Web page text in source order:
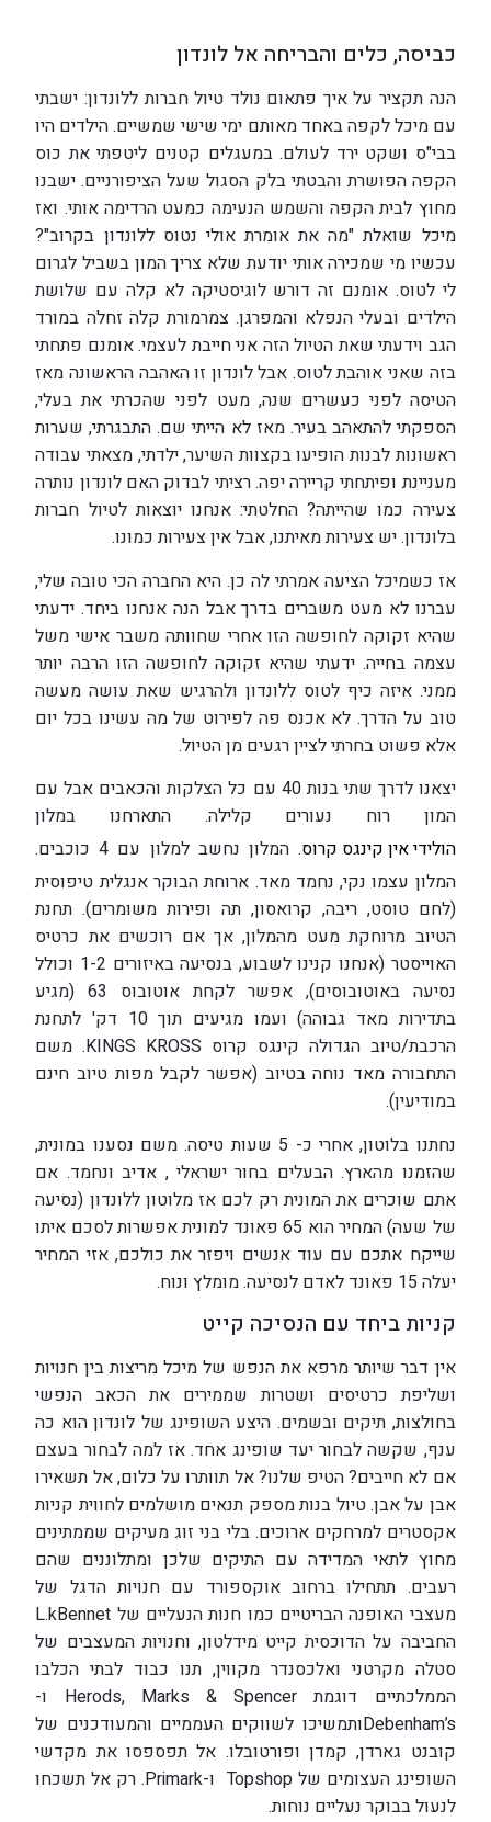
כביסה, כלים והבריחה אל לונדון
הנה תקציר על איך פתאום נולד טיול חברות ללונדון: ישבתי
עם מיכל לקפה באחד מאותם ימי שישי שמשיים. הילדים היו
בבי"ס ושקט ירד לעולם. במעגלים קטנים ליטפתי את כוס
הקפה הפושרת והבטתי בלק הסגול שעל הציפורניים. ישבנו
מחוץ לבית הקפה והשמש הנעימה כמעט הרדימה אותי. ואז
מיכל שואלת "מה את אומרת אולי נטוס ללונדון בקרוב"?
עכשיו מי שמכירה אותי יודעת שלא צריך המון בשביל לגרום
לי לטוס. אומנם זה דורש לוגיסטיקה לא קלה עם שלושת
הילדים ובעלי הנפלא והמפרגן. צמרמורת קלה זחלה במורד
הגב וידעתי שאת הטיול הזה אני חייבת לעצמי. אומנם פתחתי
בזה שאני אוהבת לטוס. אבל לונדון זו האהבה הראשונה מאז
הטיסה לפני כעשרים שנה, מעט לפני שהכרתי את בעלי,
הספקתי להתאהב בעיר. מאז לא הייתי שם. התבגרתי, שערות
ראשונות לבנות הופיעו בקצוות השיער, ילדתי, מצאתי עבודה
מעניינת ופיתחתי קריירה יפה. רציתי לבדוק האם לונדון נותרה
צעירה כמו שהייתה? החלטתי: אנחנו יוצאות לטיול חברות
בלונדון. יש צעירות מאיתנו, אבל אין צעירות כמונו.
אז כשמיכל הציעה אמרתי לה כן. היא החברה הכי טובה שלי,
עברנו לא מעט משברים בדרך אבל הנה אנחנו ביחד. ידעתי
שהיא זקוקה לחופשה הזו אחרי שחוותה משבר אישי משל
עצמה בחייה. ידעתי שהיא זקוקה לחופשה הזו הרבה יותר
ממני. איזה כיף לטוס ללונדון ולהרגיש שאת עושה מעשה
טוב על הדרך. לא אכנס פה לפירוט של מה עשינו בכל יום
אלא פשוט בחרתי לציין רגעים מן הטיול.
יצאנו לדרך שתי בנות 40 עם כל הצלקות והכאבים אבל עם
המון רוח נעורים קלילה. התארחנו במלון
הולידי אין קינגס קרוס
. המלון נחשב למלון עם 4 כוכבים.
המלון עצמו נקי, נחמד מאד. ארוחת הבוקר אנגלית טיפוסית
(לחם טוסט, ריבה, קרואסון, תה ופירות משומרים). תחנת
הטיוב מרוחקת מעט מהמלון, אך אם רוכשים את כרטיס
האוייסטר (אנחנו קנינו לשבוע, בנסיעה באיזורים 1-2 וכולל
נסיעה באוטובוסים), אפשר לקחת אוטובוס 63 (מגיע
בתדירות מאד גבוהה) ועמו מגיעים תוך 10 דק' לתחנת
הרכבת/טיוב הגדולה קינגס קרוס KINGS KROSS. משם
התחבורה מאד נוחה בטיוב (אפשר לקבל מפות טיוב חינם
במודיעין).
נחתנו בלוטון, אחרי כ- 5 שעות טיסה. משם נסענו במונית,
שהזמנו מהארץ. הבעלים בחור ישראלי , אדיב ונחמד. אם
אתם שוכרים את המונית רק לכם אז מלוטון ללונדון (נסיעה
של שעה) המחיר הוא 65 פאונד למונית אפשרות לסכם איתו
שייקח אתכם עם עוד אנשים ויפזר את כולכם, אזי המחיר
יעלה 15 פאונד לאדם לנסיעה. מומלץ ונוח.
קניות ביחד עם הנסיכה קייט
אין דבר שיותר מרפא את הנפש של מיכל מריצות בין חנויות
ושליפת כרטיסים ושטרות שממירים את הכאב הנפשי
בחולצות, תיקים ובשמים. היצע השופינג של לונדון הוא כה
ענף, שקשה לבחור יעד שופינג אחד. אז למה לבחור בעצם
אם לא חייבים? הטיפ שלנו? אל תוותרו על כלום, אל תשאירו
אבן על אבן. טיול בנות מספק תנאים מושלמים לחווית קניות
אקסטרים למרחקים ארוכים. בלי בני זוג מעיקים שממתינים
מחוץ לתאי המדידה עם התיקים שלכן ומתלוננים שהם
רעבים. תתחילו ברחוב אוקספורד עם חנויות הדגל של
מעצבי האופנה הבריטיים כמו חנות הנעליים של L.kBennet
החביבה על הדוכסית קייט מידלטון, וחנויות המעצבים של
סטלה מקרטני ואלכסנדר מקווין, תנו כבוד לבתי הכלבו
הממלכתיים דוגמת Herods, Marks & Spencer ו-
Debenham’sותמשיכו לשווקים העממיים והמעודכנים של
קובנט גארדן, קמדן ופורטובלו. אל תפספסו את מקדשי
השופינג העצומים של Topshop ו-Primark. רק אל תשכחו
לנעול בבוקר נעליים נוחות.